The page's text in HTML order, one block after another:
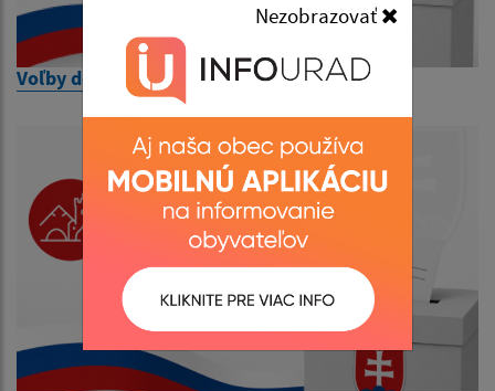
Nezobrazovať
Voľby do orgánov samosprávy obcí 2026